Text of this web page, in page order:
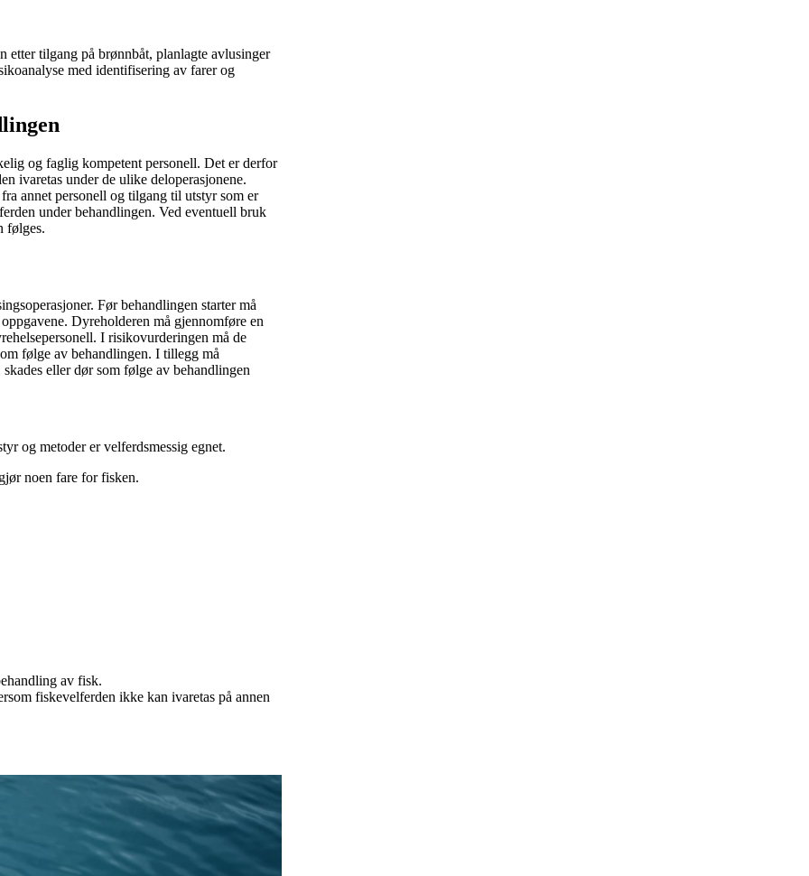
etter tilgang på brønnbåt, planlagte avlusinger
med identifisering av farer og
og faglig kompetent personell. Det er derfor
ivaretas under de ulike deloperasjonene.
annet personell og tilgang til utstyr som er
under behandlingen. Ved eventuell bruk
følges.
Før behandlingen starter må
Dyreholderen må gjennomføre en
I risikovurderingen må de
følge av behandlingen. I tillegg må
eller dør som følge av behandlingen
og metoder er velferdsmessig egnet.
noen fare for fisken.
av fisk.
fiskevelferden ikke kan ivaretas på annen